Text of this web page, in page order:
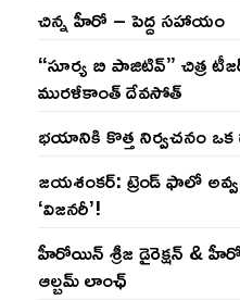
చిన్న హీరో – పెద్ద సహాయం
“సూర్య బి పాజిటివ్” చిత్ర
మురళీకాంత్ దేవసోత్
భయానికి కొత్త నిర్వచనం ఒక
జయశంకర్: ట్రెండ్‌ ఫాలో
‘విజనరీ’!
హీరోయిన్ శ్రీజ డైరెక్ష‌న్ &
ఆల్బమ్ లాంఛ్